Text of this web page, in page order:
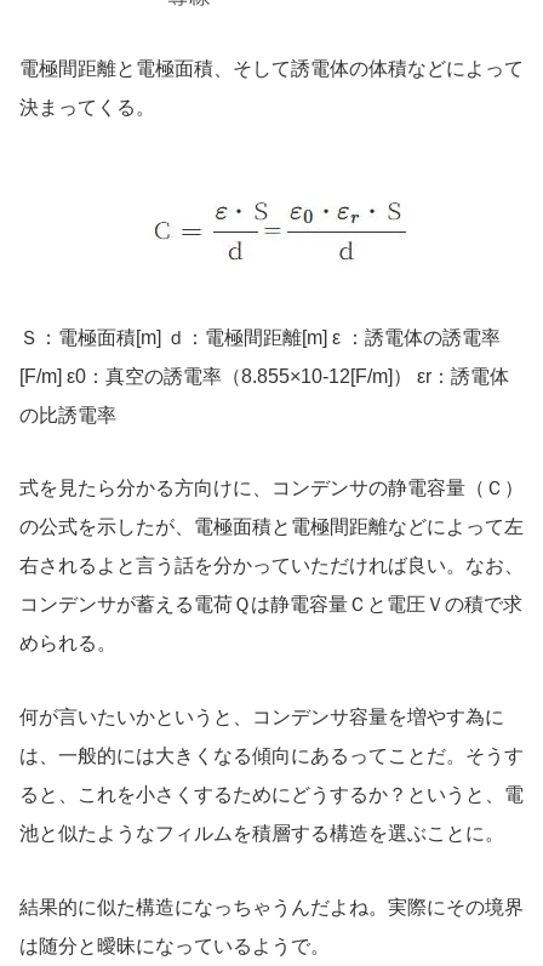
電極間距離と電極面積、そして誘電体の体積などによって
決まってくる。
Ｓ：電極面積[m] ｄ：電極間距離[m] ε ：誘電体の誘電率
[F/m] ε0：真空の誘電率（8.855×10-12[F/m]） εr：誘電体
の比誘電率
式を見たら分かる方向けに、コンデンサの静電容量（Ｃ）
の公式を示したが、電極面積と電極間距離などによって左
右されるよと言う話を分かっていただければ良い。なお、
コンデンサが蓄える電荷Ｑは静電容量Ｃと電圧Ｖの積で求
められる。
何が言いたいかというと、コンデンサ容量を増やす為に
は、一般的には大きくなる傾向にあるってことだ。そうす
ると、これを小さくするためにどうするか？というと、電
池と似たようなフィルムを積層する構造を選ぶことに。
結果的に似た構造になっちゃうんだよね。実際にその境界
は随分と曖昧になっているようで。